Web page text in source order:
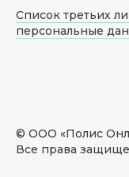
© ООО «Полис
Все права
Список третьих
персональные